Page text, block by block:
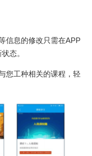
信息的修改只需在APP
态。
您工种相关的课程，轻